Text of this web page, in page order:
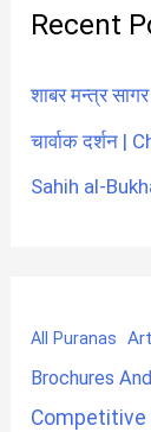
Recent
शाबर मन्त्र
चार्वाक दर्शन |
Sahih al-
All Puranas
Brochures
Competitive